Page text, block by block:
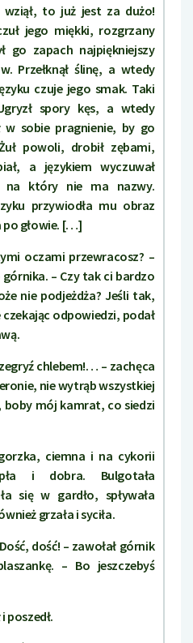
to już jest za dużo!
jego miękki, rozgrzany
go zapach najpiękniejszy
Przełknął ślinę, a wtedy
czuje jego smak. Taki
spory kęs, a wtedy
w sobie pragnienie, by go
powoli, drobił zębami,
a językiem wyczuwał
na który nie ma nazwy.
przywiodła mu obraz
po głowie. […]
przewracosz? –
górnika. – Czy tak ci bardzo
nie podjeżdża? Jeśli tak,
odpowiedzi, podał
chlebem!… – zachęca
nie wytrąb wszystkiej
mój kamrat, co siedzi
ciemna i na cykorii
i dobra. Bulgotała
się w gardło, spływała
grzała i syciła.
dość! – zawołał górnik
– Bo jeszczebyś